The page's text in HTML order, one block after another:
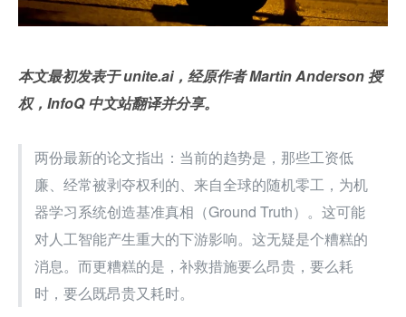
本文最初发表于 unite.ai，经原作者 Martin Anderson 授
权，InfoQ 中文站翻译并分享。
两份最新的论文指出：当前的趋势是，那些工资低
廉、经常被剥夺权利的、来自全球的随机零工，为机
器学习系统创造基准真相（Ground Truth）。这可能
对人工智能产生重大的下游影响。这无疑是个糟糕的
消息。而更糟糕的是，补救措施要么昂贵，要么耗
时，要么既昂贵又耗时。